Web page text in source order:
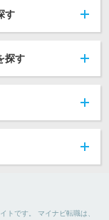
す
探す
トです。 マイナビ転職は、